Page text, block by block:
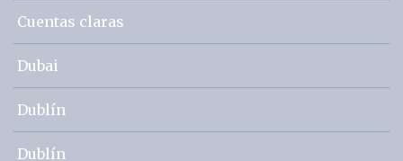
Cuentas claras
Dubai
Dublín
Dublín